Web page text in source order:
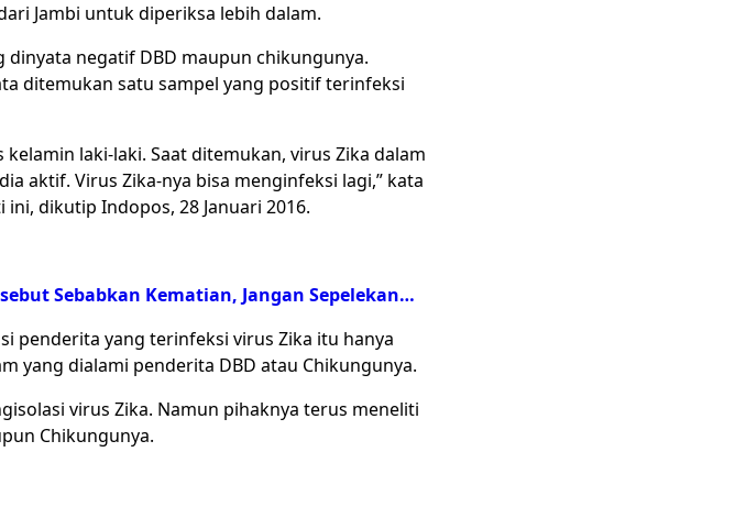
Jambi untuk diperiksa lebih dalam.
dinyata negatif DBD maupun chikungunya.
ditemukan satu sampel yang positif terinfeksi
laki-laki. Saat ditemukan, virus Zika dalam
aktif. Virus Zika-nya bisa menginfeksi lagi,” kata
dikutip Indopos, 28 Januari 2016.
Sebabkan Kematian, Jangan Sepelekan…
penderita yang terinfeksi virus Zika itu hanya
yang dialami penderita DBD atau Chikungunya.
virus Zika. Namun pihaknya terus meneliti
Chikungunya.